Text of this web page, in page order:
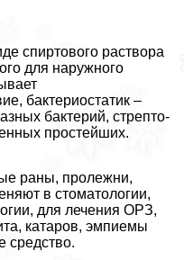
спиртового раствора
для наружного
бактериостатик –
бактерий, стрепто-
простейших.
раны, пролежни,
в стоматологии,
для лечения ОРЗ,
катаров, эмпиемы
средство.